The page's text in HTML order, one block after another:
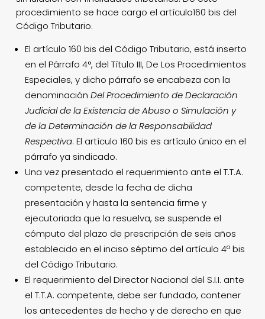
procedimiento se hace cargo el artículo160 bis del
Código Tributario.
El artículo 160 bis del Código Tributario, está inserto
en el Párrafo 4°, del Título III, De Los Procedimientos
Especiales, y dicho párrafo se encabeza con la
denominación Del Procedimiento de Declaración
Judicial de la Existencia de Abuso o Simulación y
de la Determinación de la Responsabilidad
Respectiva. El artículo 160 bis es artículo único en el
párrafo ya sindicado.
Una vez presentado el requerimiento ante el T.T.A.
competente, desde la fecha de dicha
presentación y hasta la sentencia firme y
ejecutoriada que la resuelva, se suspende el
cómputo del plazo de prescripción de seis años
establecido en el inciso séptimo del artículo 4º bis
del Código Tributario.
El requerimiento del Director Nacional del S.I.I. ante
el T.T.A. competente, debe ser fundado, contener
los antecedentes de hecho y de derecho en que